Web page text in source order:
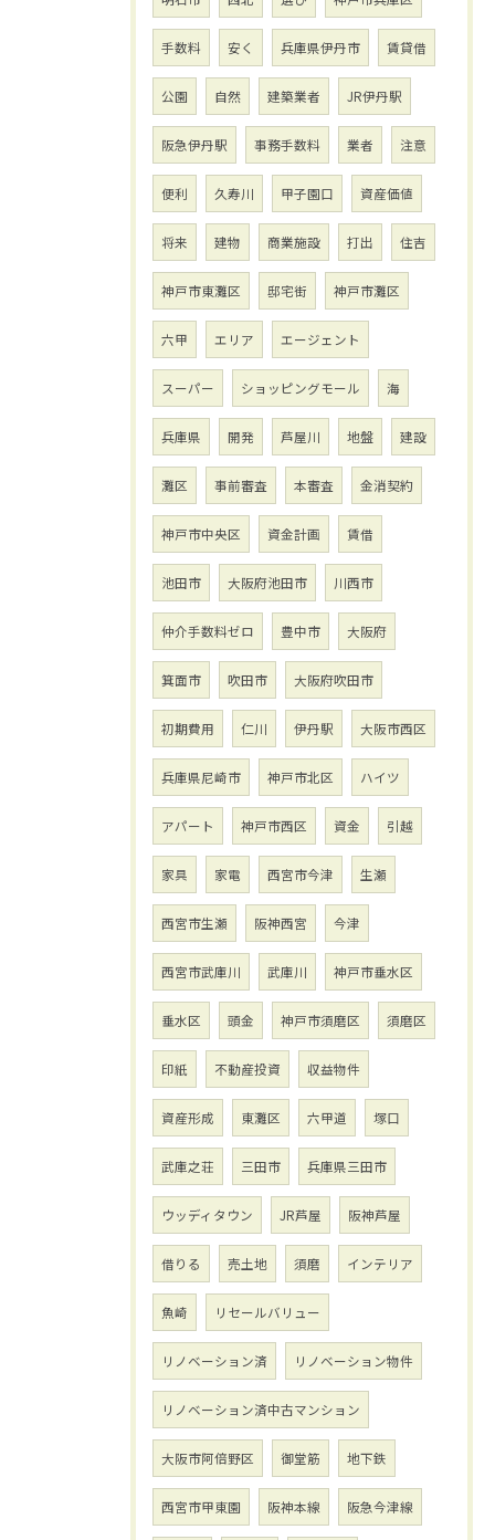
手数料 安く 兵庫県伊丹市 賃貸借
公園 自然 建築業者 JR伊丹駅
阪急伊丹駅 事務手数料 業者 注意
便利 久寿川 甲子園口 資産価値
将来 建物 商業施設 打出 住吉
神戸市東灘区 邸宅街 神戸市灘区
六甲 エリア エージェント
スーパー ショッピングモール 海
兵庫県 開発 芦屋川 地盤 建設
灘区 事前審査 本審査 金消契約
神戸市中央区 資金計画 賃借
池田市 大阪府池田市 川西市
仲介手数料ゼロ 豊中市 大阪府
箕面市 吹田市 大阪府吹田市
初期費用 仁川 伊丹駅 大阪市西区
兵庫県尼崎市 神戸市北区 ハイツ
アパート 神戸市西区 資金 引越
家具 家電 西宮市今津 生瀬
西宮市生瀬 阪神西宮 今津
西宮市武庫川 武庫川 神戸市垂水区
垂水区 頭金 神戸市須磨区 須磨区
印紙 不動産投資 収益物件
資産形成 東灘区 六甲道 塚口
武庫之荘 三田市 兵庫県三田市
ウッディタウン JR芦屋 阪神芦屋
借りる 売土地 須磨 インテリア
魚崎 リセールバリュー
リノベーション済 リノベーション物件
リノベーション済中古マンション
大阪市阿倍野区 御堂筋 地下鉄
西宮市甲東園 阪神本線 阪急今津線